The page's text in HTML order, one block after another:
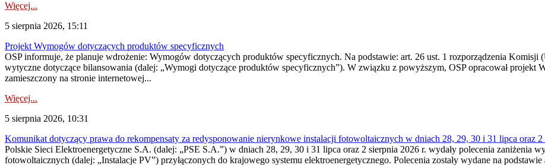
Więcej...
5 sierpnia 2026, 15:11
Projekt Wymogów dotyczących produktów specyficznych
OSP informuje, że planuje wdrożenie: Wymogów dotyczących produktów specyficznych. Na podstawie: art. 26 ust. 1 rozporządzenia Komisji
wytyczne dotyczące bilansowania (dalej: „Wymogi dotyczące produktów specyficznych”). W związku z powyższym, OSP opracował projekt
zamieszczony na stronie internetowej...
Więcej...
5 sierpnia 2026, 10:31
Komunikat dotyczący prawa do rekompensaty za redysponowanie nierynkowe instalacji fotowoltaicznych w dniach 28, 29, 30 i 31 lipca oraz 2
Polskie Sieci Elektroenergetyczne S.A. (dalej: „PSE S.A.”) w dniach 28, 29, 30 i 31 lipca oraz 2 sierpnia 2026 r. wydały polecenia zaniżenia
fotowoltaicznych (dalej: „Instalacje PV”) przyłączonych do krajowego systemu elektroenergetycznego. Polecenia zostały wydane na